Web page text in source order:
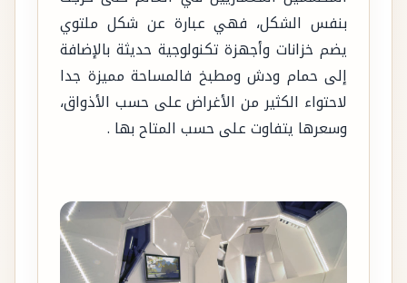
بنفس الشكل، فهي عبارة عن شكل ملتوي
يضم خزانات وأجهزة تكنولوجية حديثة بالإضافة
إلى حمام ودش ومطبخ فالمساحة مميزة جدا
لاحتواء الكثير من الأغراض على حسب الأذواق،
وسعرها يتفاوت على حسب المتاح بها .